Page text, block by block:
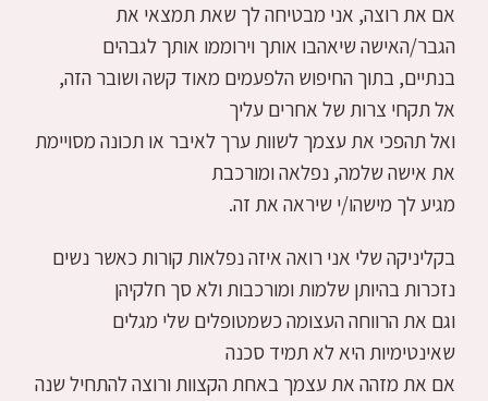
אם את רוצה, אני מבטיחה לך שאת תמצאי את
הגבר/האישה שיאהבו אותך וירוממו אותך לגבהים
בנתיים, בתוך החיפוש הלפעמים מאוד קשה ושובר הזה,
אל תקחי צרות של אחרים עליך
ואל תהפכי את עצמך לשוות ערך לאיבר או תכונה מסויימת
את אישה שלמה, נפלאה ומורכבת
מגיע לך מישהו/י שיראה את זה.
בקליניקה שלי אני רואה איזה נפלאות קורות כאשר נשים
נזכרות בהיותן שלמות ומורכבות ולא סך חלקיהן
וגם את הרווחה העצומה כשמטופלים שלי מגלים
שאינטימיות היא לא תמיד סכנה
אם את מזהה את עצמך באחת הקצוות ורוצה להתחיל שנה